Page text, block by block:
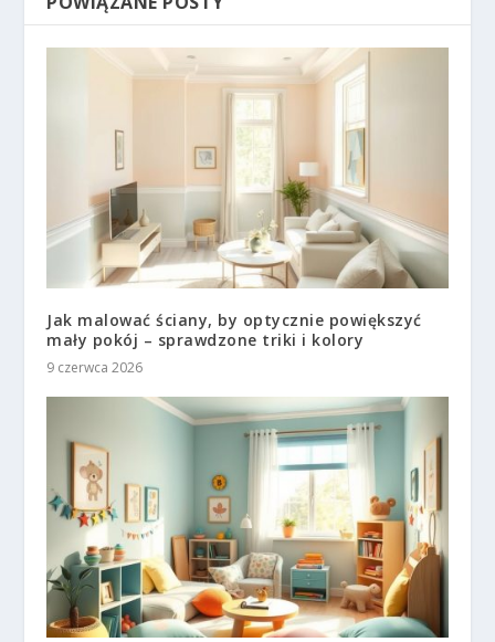
Jak malować ściany, by optycznie powiększyć
mały pokój – sprawdzone triki i kolory
9 czerwca 2026